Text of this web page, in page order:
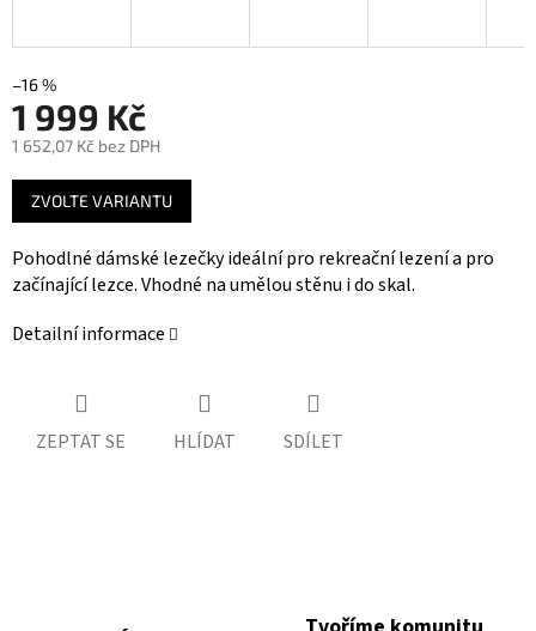
–16 %
1 999 Kč
1 652,07 Kč bez DPH
Měrná
cena:
ZVOLTE VARIANTU
Pohodlné dámské lezečky ideální pro rekreační lezení a pro
začínající lezce. Vhodné na umělou stěnu i do skal.
Detailní informace
ZEPTAT SE HLÍDAT SDÍLET